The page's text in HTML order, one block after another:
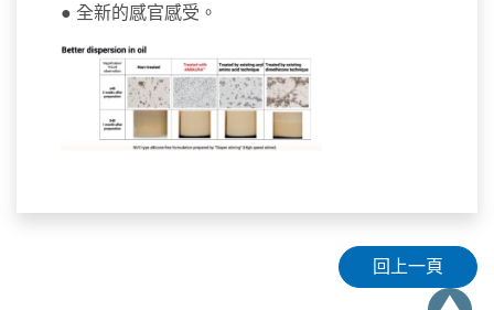
● 全新的感官感受。
回上一頁